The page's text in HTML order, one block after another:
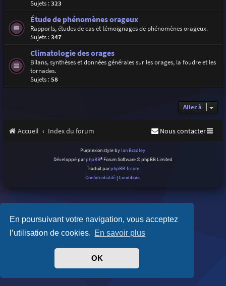
En poursuivant votre navigation, vous acceptez
l’utilisation de cookies. En savoir plus
OK
Sujets :323
Étude de phénomènes orageux
Rapports, études de cas et témoignages de phénomènes orageux.
Sujets :347
Climatologie des orages
Bilans, synthèses et données générales sur les orages, la foudre et les
tornades.
Sujets :58
Aller à
Accueil Index du forum Nous contacter
Purplexion style by Ian Bradley
Développé parphpBB® Forum Software © phpBB Limited
Traduit parphpBB-fr.com
Confidentialité |Conditions